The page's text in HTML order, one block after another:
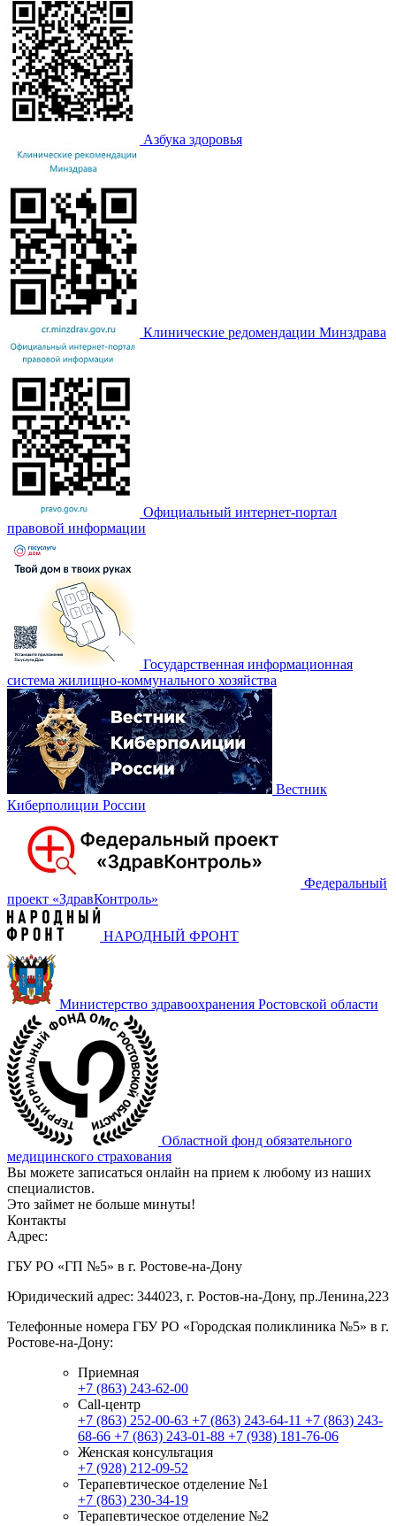
Азбука здоровья
Клинические редомендации Минздрава
Официальный интернет-портал
правовой информации
Государственная информационная
система жилищно-коммунального хозяйства
Вестник
Киберполиции России
Федеральный
проект «‎ЗдравКонтроль»
НАРОДНЫЙ ФРОНТ
Министерство здравоохранения Ростовской области
Областной фонд обязательного
медицинского страхования
Вы можете записаться онлайн на прием к любому из наших
специалистов.
Это займет не больше минуты!
Контакты
Адрес:
ГБУ РО «ГП №5» в г. Ростове-на-Дону
Юридический адрес: 344023, г. Ростов-на-Дону, пр.Ленина,223
Телефонные номера ГБУ РО «Городская поликлиника №5» в г.
Ростове-на-Дону:
Приемная
+7 (863) 243-62-00
Call-центр
+7 (863) 252-00-63 +7 (863) 243-64-11 +7 (863) 243-
68-66 +7 (863) 243-01-88 +7 (938) 181-76-06
Женская консультация
+7 (928) 212-09-52
Терапевтическое отделение №1
+7 (863) 230-34-19
Терапевтическое отделение №2